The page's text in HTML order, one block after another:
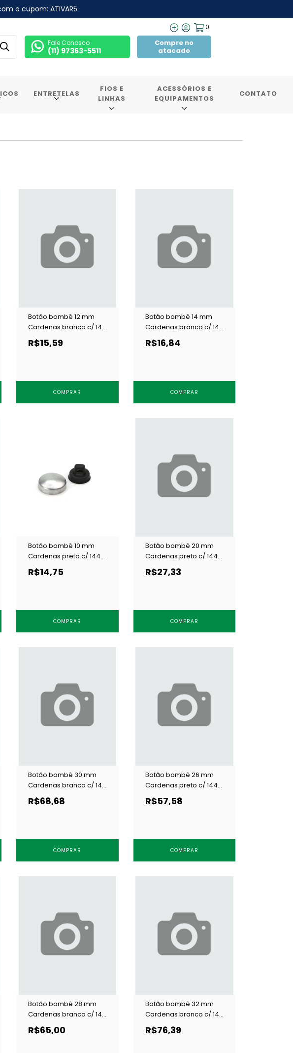
o cupom: ATIVAR5
0
Fale Conosco
(11) 97363-5511
Compre no
atacado
ENTRETELAS
FIOS E
LINHAS
ACESSÓRIOS E
EQUIPAMENTOS
CONTATO
Botão bombê 12 mm
Cardenas branco c/ 144
R$15,59
COMPRAR
Botão bombê 14 mm
Cardenas branco c/ 144
R$16,84
COMPRAR
Botão bombê 10 mm
Cardenas preto c/ 144
R$14,75
COMPRAR
Botão bombê 20 mm
Cardenas preto c/ 144
R$27,33
COMPRAR
Botão bombê 30 mm
Cardenas branco c/ 144
R$68,68
COMPRAR
Botão bombê 26 mm
Cardenas preto c/ 144
R$57,58
COMPRAR
Botão bombê 28 mm
Cardenas branco c/ 144
R$65,00
Botão bombê 32 mm
Cardenas branco c/ 144
R$76,39